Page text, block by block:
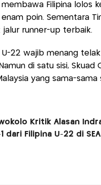
membawa Filipina lolos
poin. Sementara
runner-up terbaik.
U-22 wajib menang
di satu sisi,
yang sama-
Kritik Alasan
1 dari Filipina U-22 di